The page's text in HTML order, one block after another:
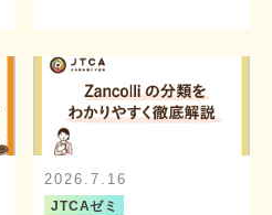
2026.7.16
JTCAゼミ